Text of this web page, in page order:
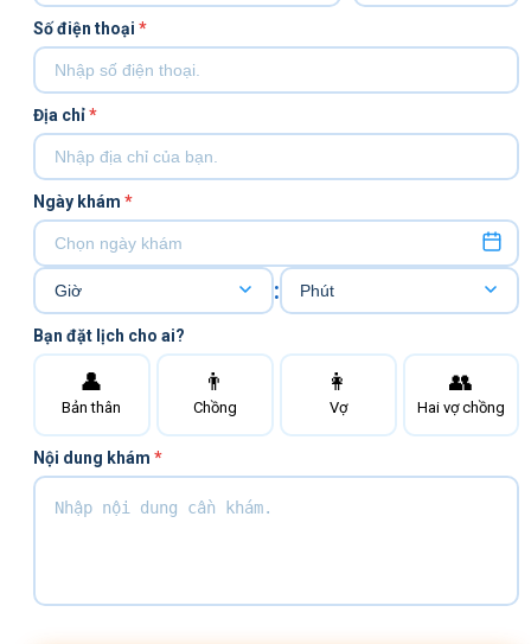
Số điện thoại *
Địa chỉ*
Ngày khám *
:
Bạn đặt lịch cho ai?
👤
Bản thân
👨
Chồng
👩
Vợ
👥
Hai vợ chồng
Nội dung khám *